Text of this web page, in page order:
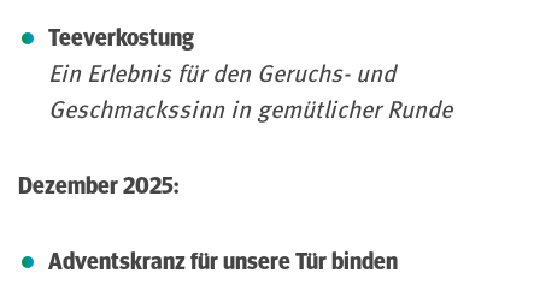
Teeverkostung
Ein Erlebnis für den Geruchs- und
Geschmackssinn in gemütlicher Runde
Dezember 2025:
Adventskranz für unsere Tür binden